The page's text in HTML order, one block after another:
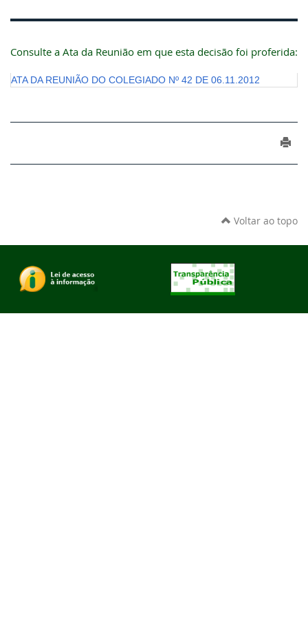
Consulte a Ata da Reunião em que esta decisão foi proferida:
ATA DA REUNIÃO DO COLEGIADO Nº 42 DE 06.11.2012
Voltar ao topo